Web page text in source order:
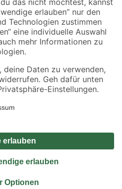
Die dargestellten Angebote sind unter
Die angegebenen Verfügbarkeiten beziehen
nicht für Artikel mit Speditionsversand, hier
Impressum
Vertrag widerrufen